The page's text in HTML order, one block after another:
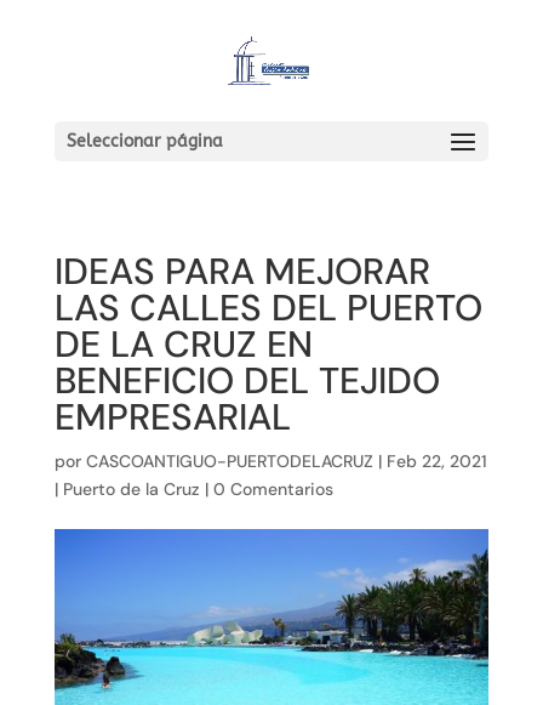
Seleccionar página
IDEAS PARA MEJORAR
LAS CALLES DEL PUERTO
DE LA CRUZ EN
BENEFICIO DEL TEJIDO
EMPRESARIAL
por CASCOANTIGUO-PUERTODELACRUZ | Feb 22, 2021
| Puerto de la Cruz | 0 Comentarios